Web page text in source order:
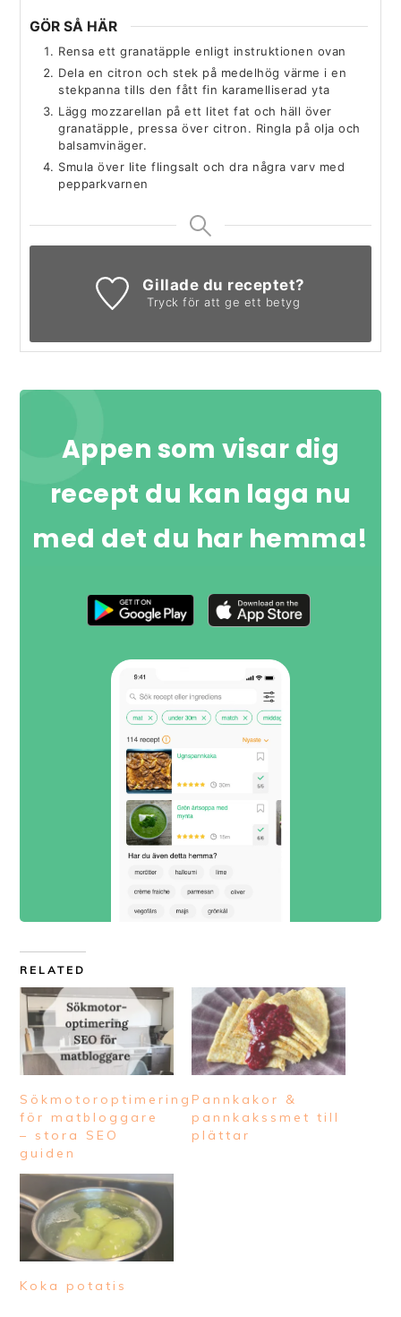
GÖR SÅ HÄR
Rensa ett granatäpple enligt instruktionen ovan
Dela en citron och stek på medelhög värme i en
stekpanna tills den fått fin karamelliserad yta
Lägg mozzarellan på ett litet fat och häll över
granatäpple, pressa över citron. Ringla på olja och
balsamvinäger.
Smula över lite flingsalt och dra några varv med
pepparkvarnen
Gillade du receptet?
Tryck för att ge ett betyg
Appen som visar dig
recept du kan laga nu
med det du har hemma!
RELATED
Sökmotoroptimering
för matbloggare
– stora SEO
guiden
Pannkakor &
pannkakssmet till
plättar
Koka potatis